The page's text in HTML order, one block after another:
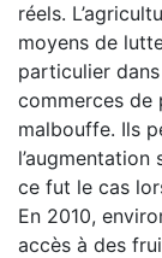
réels.
moyens de
particulier
commerces
malbouffe. Ils
ce fut le cas
En 2010,
accès à des